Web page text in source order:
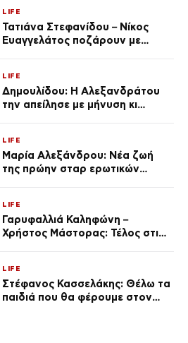
LIFE
Τατιάνα Στεφανίδου – Νίκος
Ευαγγελάτος ποζάρουν με
LIFE
Δημουλίδου: Η Αλεξανδράτου
την απείλησε με μήνυση κι
ποια είσαι σοκαρίστικα»
LIFE
Μαρία Αλεξάνδρου: Νέα ζωή
της πρώην σταρ ερωτικών
(Φωτογραφίες)
LIFE
Γαρυφαλλιά Καληφώνη –
Χρήστος Μάστορας: Τέλος στις
LIFE
Στέφανος Κασσελάκης: Θέλω τα
παιδιά που θα φέρουμε στον